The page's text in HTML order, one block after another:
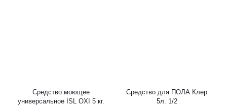
Средство моющее
универсальное ISL OXI 5 кг.
Средство для ПОЛА Клер
5л. 1/2